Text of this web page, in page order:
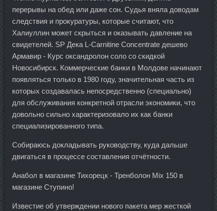
перерывы на обед или даже сон. Судья вняла доводам
следствия и прокуратуры, которые считают, что
Халиуллин может скрыться и оказывать давление на
свидетелей. SP Дека L-Carnitine Сoncentrate дешево
Армавир - Курс оксандролон соло со скидкой
Новосибирск. Коммерческие банки в Молдове начинают
появляться только в 1980 году, значительная часть из
которых создавалась непосредственно (специально)
для обслуживания конкретной отрасли экономики, что
довольно сильно характеризовало их как банки
специализированного типа.
Собираюсь докладывать руководству, куда дальше
двигаться в процессе составления отчётности.
Анабол в магазине Тихорецк - Тренболон Mix 150 в
магазине Ступино!
Известие об утверждении нового пакета мер жесткой